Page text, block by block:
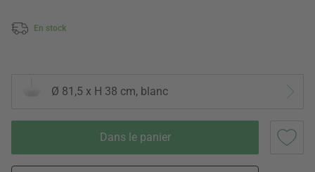
En stock
Ø 81,5 x H 38 cm, blanc
Dans le panier